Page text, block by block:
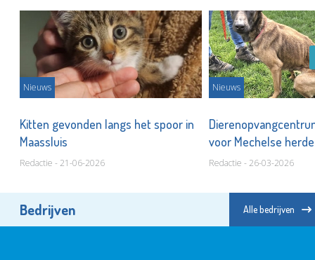
Nieuws
Kitten gevonden langs het spoor in
Maassluis
Redactie - 21-06-2026
Nieuws
voor Mechelse
Redactie - 26-03-2026
Bedrijven Alle bedrijven